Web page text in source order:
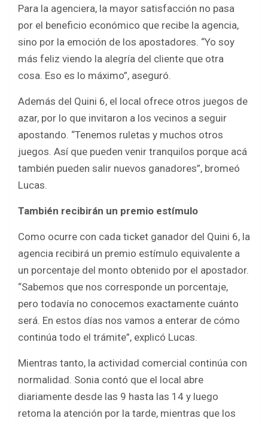
Para la agenciera, la mayor satisfacción no pasa
por el beneficio económico que recibe la agencia,
sino por la emoción de los apostadores. “Yo soy
más feliz viendo la alegría del cliente que otra
cosa. Eso es lo máximo”, aseguró.
Además del Quini 6, el local ofrece otros juegos de
azar, por lo que invitaron a los vecinos a seguir
apostando. “Tenemos ruletas y muchos otros
juegos. Así que pueden venir tranquilos porque acá
también pueden salir nuevos ganadores”, bromeó
Lucas.
También recibirán un premio estímulo
Como ocurre con cada ticket ganador del Quini 6, la
agencia recibirá un premio estímulo equivalente a
un porcentaje del monto obtenido por el apostador.
“Sabemos que nos corresponde un porcentaje,
pero todavía no conocemos exactamente cuánto
será. En estos días nos vamos a enterar de cómo
continúa todo el trámite”, explicó Lucas.
Mientras tanto, la actividad comercial continúa con
normalidad. Sonia contó que el local abre
diariamente desde las 9 hasta las 14 y luego
retoma la atención por la tarde, mientras que los